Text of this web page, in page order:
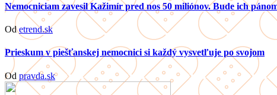
Nemocniciam zavesil Kažimír pred nos 50 miliónov. Bude ich
Odetrend.sk
Prieskum v piešťanskej nemocnici si každý vysvetľuje po svojom
Od pravda.sk